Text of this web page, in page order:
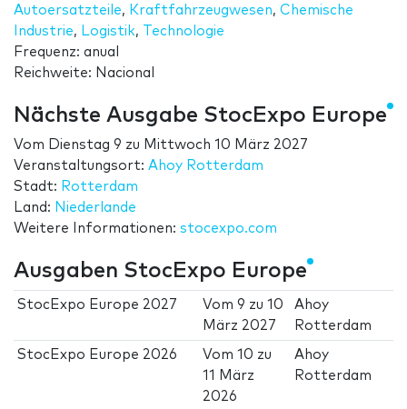
Autoersatzteile, Kraftfahrzeugwesen, Chemische
Industrie, Logistik,
Technologie
Frequenz: anual
Reichweite: Nacional
Nächste Ausgabe StocExpo Europe
Vom Dienstag 9 zu Mittwoch 10 März 2027
Veranstaltungsort: Ahoy Rotterdam
Stadt: Rotterdam
Land: Niederlande
Weitere Informationen: stocexpo.com
Ausgaben StocExpo Europe
StocExpo Europe 2027 Vom9 zu10
März 2027
Ahoy
Rotterdam
StocExpo Europe 2026 Vom10 zu
11 März
2026
Ahoy
Rotterdam